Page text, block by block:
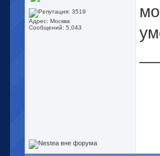
Адрес: Москва
Сообщений: 5,043